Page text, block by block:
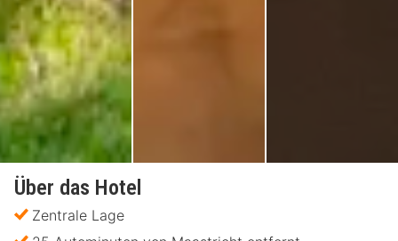
Über das Hotel
Zentrale Lage